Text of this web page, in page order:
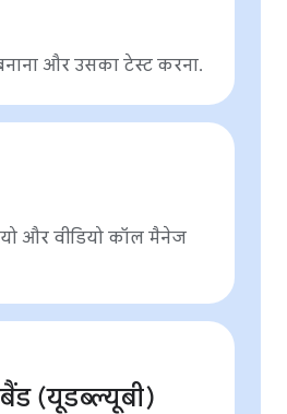
और उसका टेस्ट करना.
और वीडियो कॉल मैनेज
(यूडब्ल्यूबी)